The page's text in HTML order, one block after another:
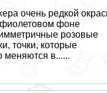
очень редкой
фоне
розовые
точки, которые
меняются в......